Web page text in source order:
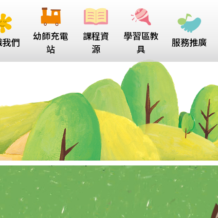
們
幼師充電
站
課程資
源
學習區教
具
服務推廣